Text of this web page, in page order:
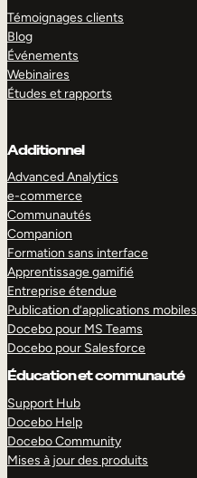
Témoignages clients
Blog
Événements
Webinaires
Études et rapports
Additionnel
Advanced Analytics
e-commerce
Communautés
Companion
Formation sans interface
Apprentissage gamifié
Entreprise étendue
Publication d’applications mobiles
Docebo pour MS Teams
Docebo pour Salesforce
Éducation et communauté
Support Hub
Docebo Help
Docebo Community
Mises à jour des produits